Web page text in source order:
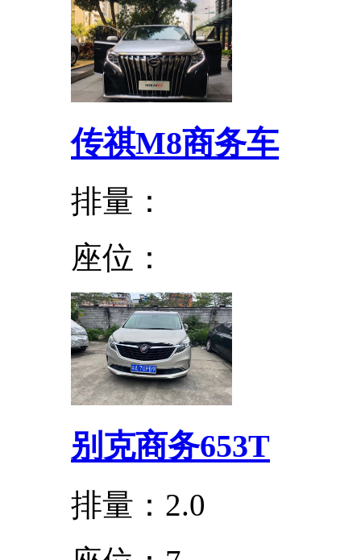
传祺M8商务车
排量：
座位：
别克商务653T
排量：2.0